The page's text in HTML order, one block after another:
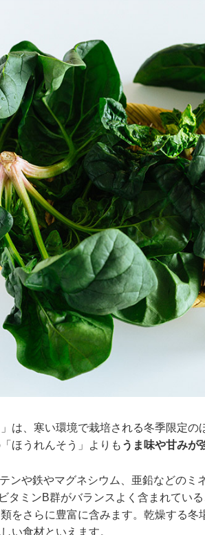
は、寒い環境で栽培される冬季限定の
ほうれんそう」よりも うま味や甘みが
ンや鉄やマグネシウム、亜鉛などのミ
タミンB群がバランスよく含まれてい
をさらに豊富に含みます。乾燥する
い食材といえます。